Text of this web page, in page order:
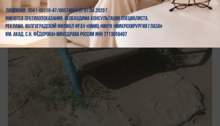
приходится бороться за инфраструктуру
Просьбы не помогли